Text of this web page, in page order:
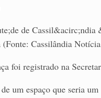
Cassilândia
foi registrado na
um espaço que seria